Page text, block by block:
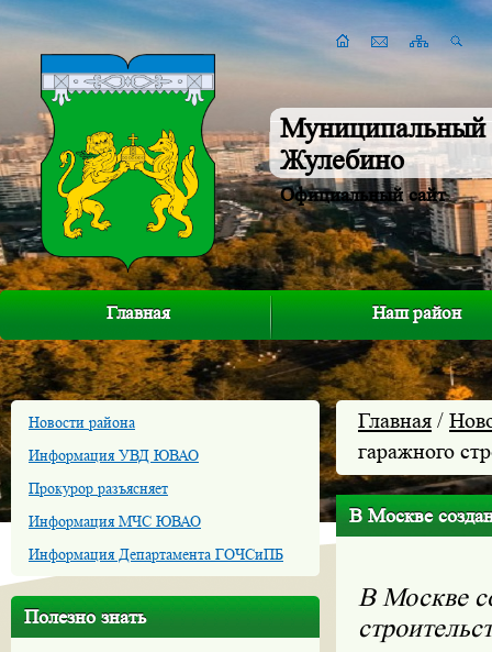
Муниципальный
Жулебино
Официальный сайт
Главная Наш район
Новости района
Информация УВД ЮВАО
Прокурор разъясняет
Информация МЧС ЮВАО
Информация Департамента ГОЧСиПБ
Полезно знать
Главная /
гаражного
В Москве
В Москве